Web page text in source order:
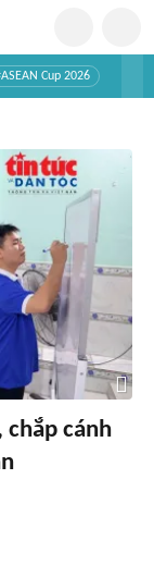
Cup 2026
cánh